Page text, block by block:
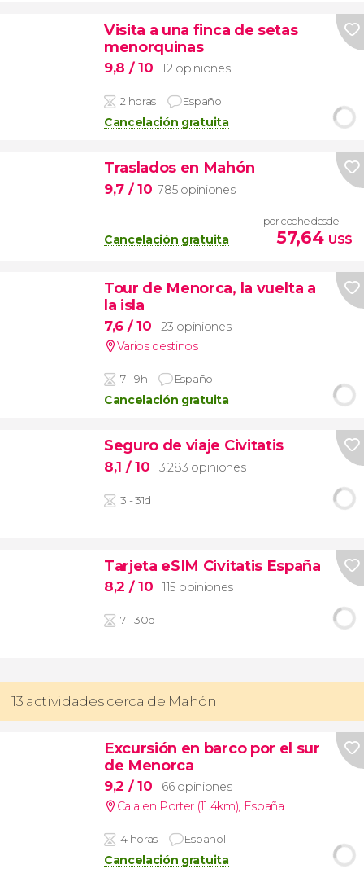
Visita a una finca de setas
menorquinas
9,8 / 10 12 opiniones
2 horas Español
Cancelación gratuita
Traslados en Mahón
9,7 / 10 785 opiniones
Cancelación gratuita
por coche desde
57,64 US$
Tour de Menorca, la vuelta a
la isla
7,6 / 10
23 opiniones
Varios destinos
7 - 9h Español
Cancelación gratuita
Seguro de viaje Civitatis
8,1 / 10 3.283 opiniones
3 - 31d
Tarjeta eSIM Civitatis España
8,2 / 10 115 opiniones
7 - 30d
13 actividades cerca de Mahón
Excursión en barco por el sur
de Menorca
9,2 / 10
66 opiniones
Cala en Porter (11.4km), España
4 horas Español
Cancelación gratuita